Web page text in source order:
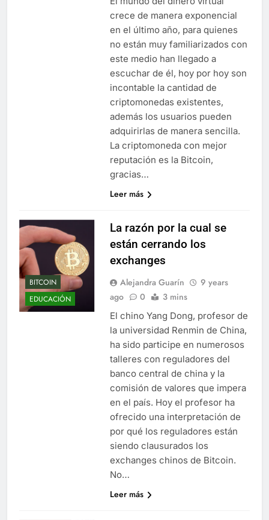
crece de manera exponencial
en el último año, para quienes
no están muy familiarizados con
este medio han llegado a
escuchar de él, hoy por hoy son
incontable la cantidad de
criptomonedas existentes,
además los usuarios pueden
adquirirlas de manera sencilla.
La criptomoneda con mejor
reputación es la Bitcoin,
gracias…
Leer más
BITCOIN
EDUCACIÓN
La razón por la cual se
están cerrando los
exchanges
Alejandra Guarín
9 years
ago
0 3 mins
El chino Yang Dong, profesor de
la universidad Renmin de China,
ha sido participe en numerosos
talleres con reguladores del
banco central de china y la
comisión de valores que impera
en el país. Hoy el profesor ha
ofrecido una interpretación de
por qué los reguladores están
siendo clausurados los
exchanges chinos de Bitcoin.
No…
Leer más